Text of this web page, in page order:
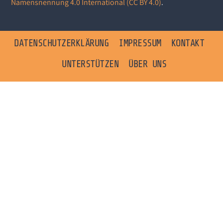
Namensnennung 4.0 International (CC BY 4.0).
DATENSCHUTZERKLÄRUNG IMPRESSUM
KONTAKT
UNTERSTÜTZEN
ÜBER UNS